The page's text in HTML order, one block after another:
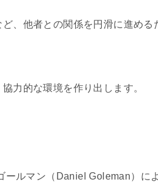
、他者との関係を円滑に進める
力的な環境を作り出します。
ルマン（Daniel Goleman）に